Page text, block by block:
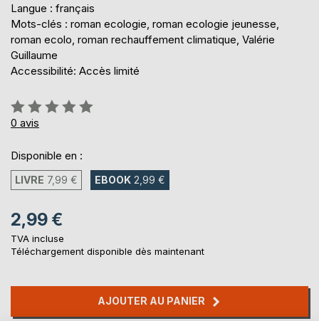
Langue : français
Mots-clés : roman ecologie, roman ecologie jeunesse,
roman ecolo, roman rechauffement climatique, Valérie
Guillaume
Accessibilité: Accès limité
Évaluation:
0%
0 avis
Disponible en :
LIVRE 7,99 € EBOOK 2,99 €
2,99 €
TVA incluse
Téléchargement disponible dès maintenant
AJOUTER AU PANIER